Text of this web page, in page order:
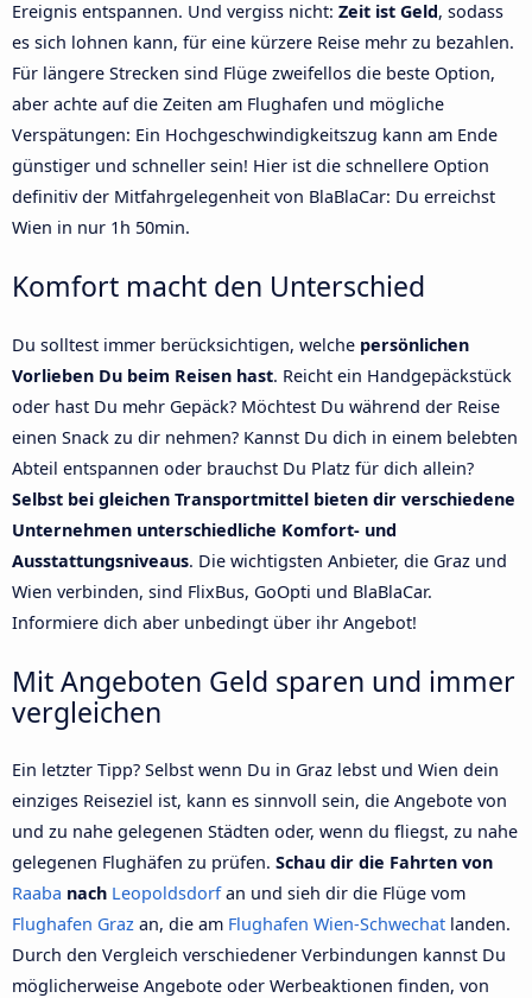
Ereignis entspannen. Und vergiss nicht: Zeit ist Geld, sodass
es sich lohnen kann, für eine kürzere Reise mehr zu bezahlen.
Für längere Strecken sind Flüge zweifellos die beste Option,
aber achte auf die Zeiten am Flughafen und mögliche
Verspätungen: Ein Hochgeschwindigkeitszug kann am Ende
günstiger und schneller sein! Hier ist die schnellere Option
definitiv der Mitfahrgelegenheit von BlaBlaCar: Du erreichst
Wien in nur 1h 50min.
Komfort macht den Unterschied
Du solltest immer berücksichtigen, welche persönlichen
Vorlieben Du beim Reisen hast. Reicht ein Handgepäckstück
oder hast Du mehr Gepäck? Möchtest Du während der Reise
einen Snack zu dir nehmen? Kannst Du dich in einem belebten
Abteil entspannen oder brauchst Du Platz für dich allein?
Selbst bei gleichen Transportmittel bieten dir verschiedene
Unternehmen unterschiedliche Komfort- und
Ausstattungsniveaus. Die wichtigsten Anbieter, die Graz und
Wien verbinden, sind FlixBus, GoOpti und BlaBlaCar.
Informiere dich aber unbedingt über ihr Angebot!
Mit Angeboten Geld sparen und immer
vergleichen
Ein letzter Tipp? Selbst wenn Du in Graz lebst und Wien dein
einziges Reiseziel ist, kann es sinnvoll sein, die Angebote von
und zu nahe gelegenen Städten oder, wenn du fliegst, zu nahe
gelegenen Flughäfen zu prüfen. Schau dir die Fahrten von
Raaba nach Leopoldsdorfan und sieh dir die Flüge vom
Flughafen Graz an, die am Flughafen Wien-Schwechat landen.
Durch den Vergleich verschiedener Verbindungen kannst Du
möglicherweise Angebote oder Werbeaktionen finden, von